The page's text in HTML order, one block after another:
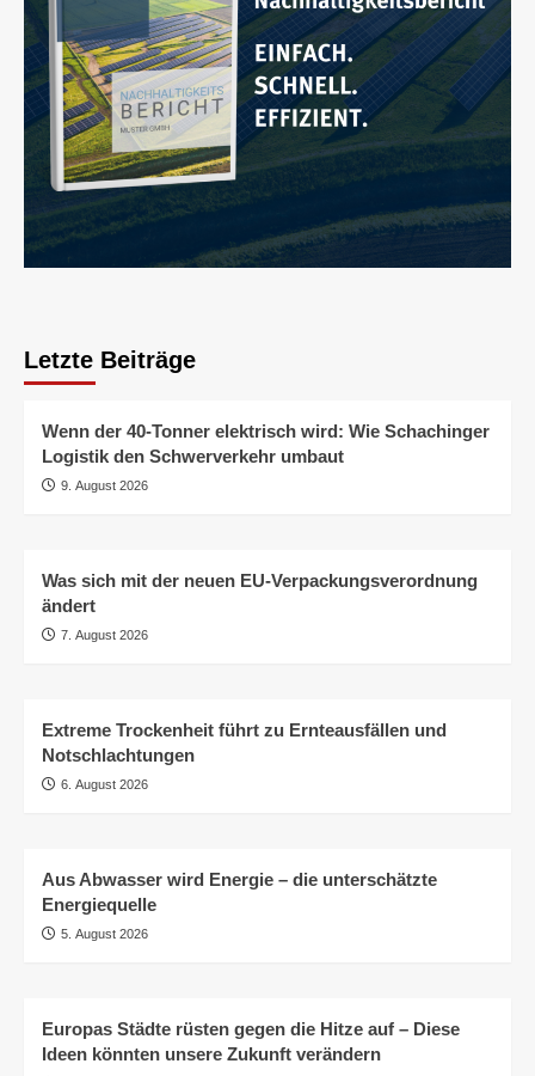
Letzte Beiträge
Wenn der 40-Tonner elektrisch wird: Wie Schachinger
Logistik den Schwerverkehr umbaut
9. August 2026
Was sich mit der neuen EU-Verpackungsverordnung
ändert
7. August 2026
Extreme Trockenheit führt zu Ernteausfällen und
Notschlachtungen
6. August 2026
Aus Abwasser wird Energie – die unterschätzte
Energiequelle
5. August 2026
Europas Städte rüsten gegen die Hitze auf – Diese
Ideen könnten unsere Zukunft verändern